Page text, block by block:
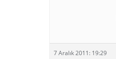
7 Aralık 2011: 19:29